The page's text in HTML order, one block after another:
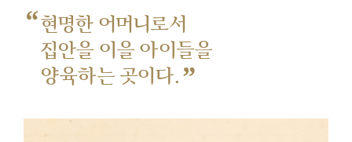
“현명한 어머니로서
집안을 이을 아이들을
양육하는 곳이다. ”